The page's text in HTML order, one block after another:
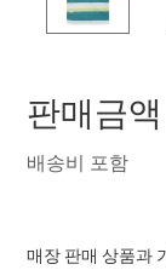
판매금액
배송비 포함
매장 판매 상품과